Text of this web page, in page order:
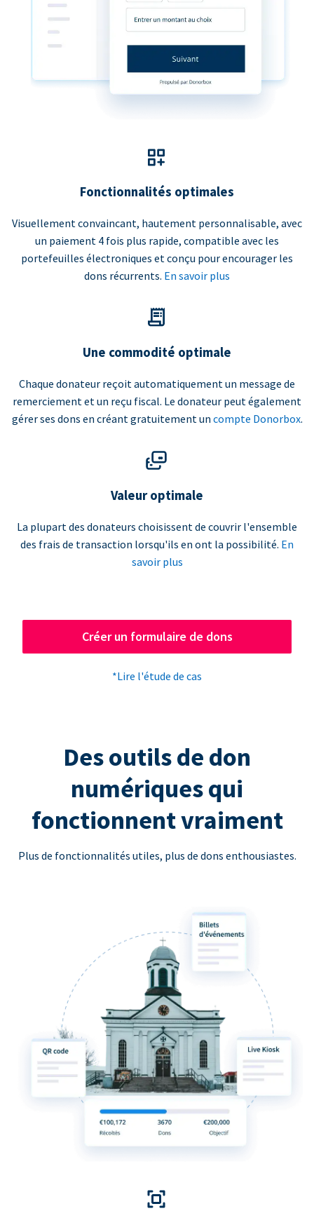
Fonctionnalités optimales
Visuellement convaincant, hautement personnalisable, avec
un paiement 4 fois plus rapide, compatible avec les
portefeuilles électroniques et conçu pour encourager les
dons récurrents. En savoir plus
Une commodité optimale
Chaque donateur reçoit automatiquement un message de
remerciement et un reçu fiscal. Le donateur peut également
gérer ses dons en créant gratuitement un compte Donorbox.
Valeur optimale
La plupart des donateurs choisissent de couvrir l'ensemble
des frais de transaction lorsqu'ils en ont la possibilité. En
savoir plus
Créer un formulaire de dons
*Lire l'étude de cas
Des outils de don
numériques qui
fonctionnent vraiment
Plus de fonctionnalités utiles, plus de dons enthousiastes.